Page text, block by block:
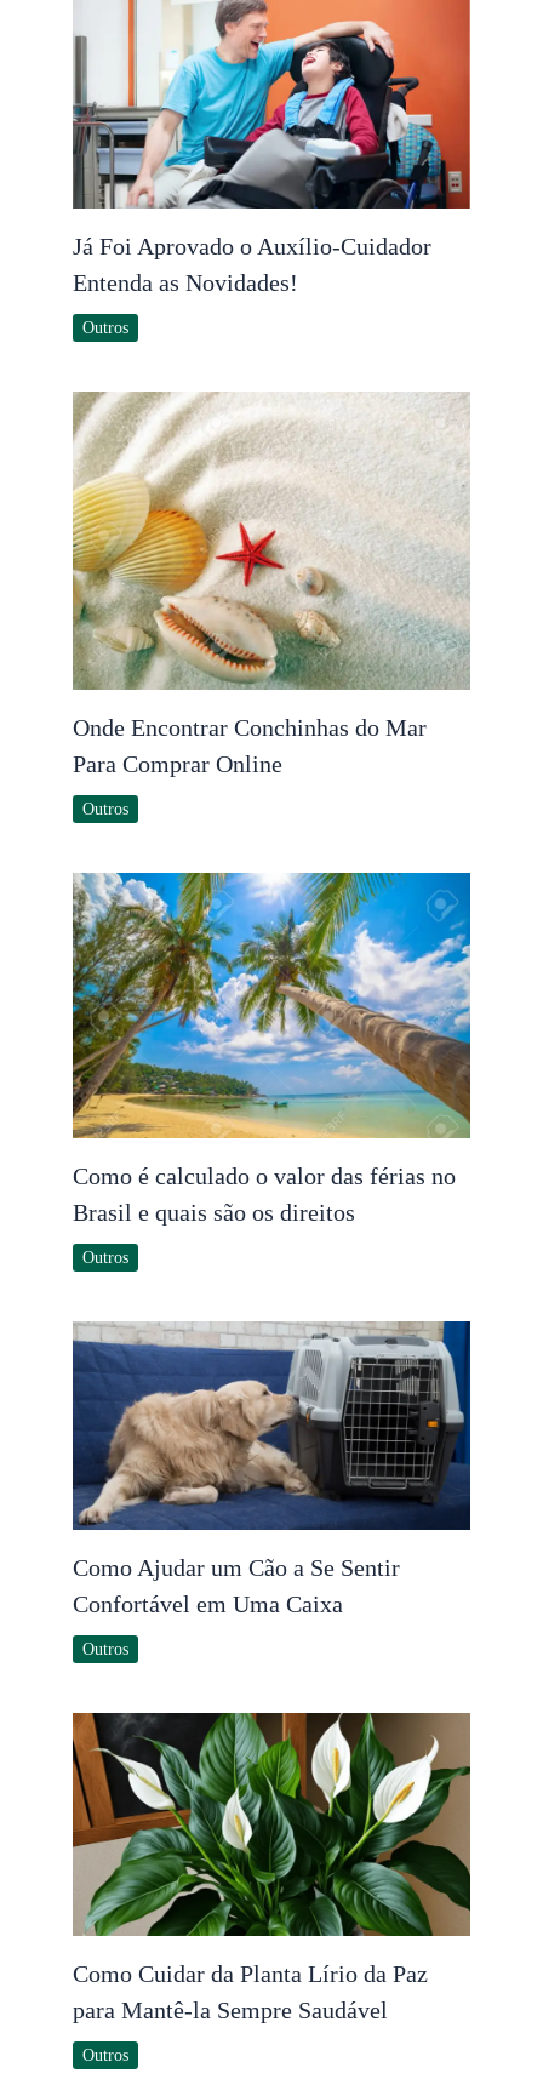
Já Foi Aprovado o Auxílio-Cuidador
Entenda as Novidades!
Outros
Onde Encontrar Conchinhas do Mar
Para Comprar Online
Outros
Como é calculado o valor das férias no
Brasil e quais são os direitos
Outros
Como Ajudar um Cão a Se Sentir
Confortável em Uma Caixa
Outros
Como Cuidar da Planta Lírio da Paz
para Mantê-la Sempre Saudável
Outros